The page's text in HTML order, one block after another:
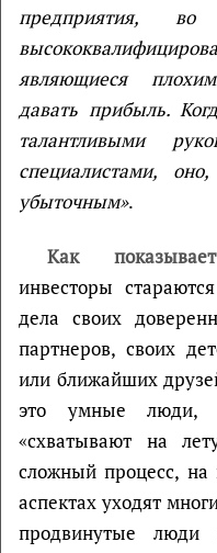
предприятия,
являющиеся
давать прибыль.
талантливыми
специалистами,
убыточным».
Как
инвесторы
дела своих
партнеров, своих
или ближайших
это умные люди,
«схватывают на
сложный процесс, на
аспектах уходят
продвинутые люди